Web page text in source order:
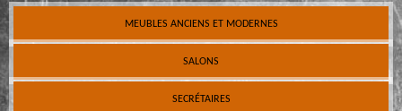
MEUBLES ANCIENS ET MODERNES
SALONS
SECRÉTAIRES